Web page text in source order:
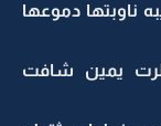
ناوبتها دموعها
يمين شافت